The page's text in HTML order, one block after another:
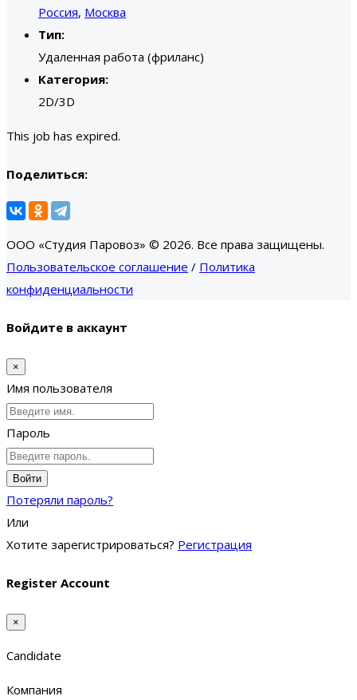
Россия, Москва
Тип:
Удаленная работа (фриланс)
Категория:
2D/3D
This job has expired.
Поделиться:
ООО «Студия Паровоз» © 2026. Все права защищены.
Пользовательское соглашение / Политика
конфиденциальности
Войдите в аккаунт
×
Имя пользователя
Пароль
Войти
Потеряли пароль?
Или
Хотите зарегистрироваться? Регистрация
Register Account
×
Candidate
Компания